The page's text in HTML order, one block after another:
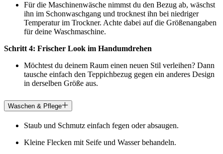
Für die Maschinenwäsche nimmst du den Bezug ab, wäschst
ihn im Schonwaschgang und trocknest ihn bei niedriger
Temperatur im Trockner. Achte dabei auf die Größenangaben
für deine Waschmaschine.
Schritt 4: Frischer Look im Handumdrehen
Möchtest du deinem Raum einen neuen Stil verleihen? Dann
tausche einfach den Teppichbezug gegen ein anderes Design
in derselben Größe aus.
Waschen & Pflege
Staub und Schmutz einfach fegen oder absaugen.
Kleine Flecken mit Seife und Wasser behandeln.